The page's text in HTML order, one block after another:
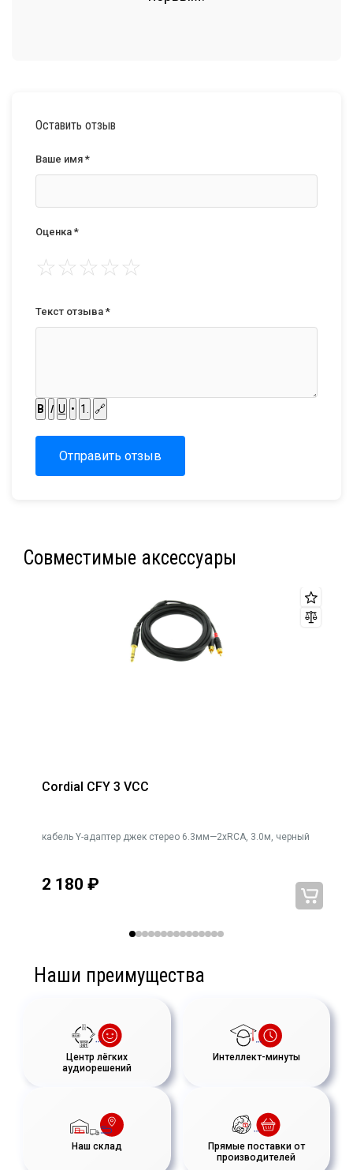
Оставить отзыв
Ваше имя *
Оценка *
☆☆☆☆☆
Текст отзыва *
B I U • 1. 🔗
Отправить отзыв
Совместимые аксессуары
Cordial CFY 3 VCC
кабель Y-адаптер джек стерео 6.3мм—2xRCA, 3.0м, черный
2 180 ₽
Наши преимущества
Центр лёгких
аудиорешений
Интеллект-минуты
Наш склад
Прямые поставки от
производителей